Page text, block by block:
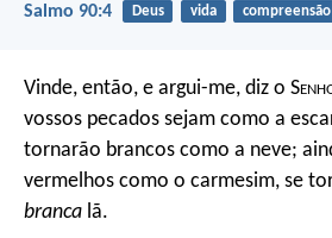
Salmo 90:4 Deus vida compreensão
Vinde, então, e argui-me, diz o S
vossos pecados sejam como a
tornarão brancos como a neve;
vermelhos como o carmesim, se
branca lã.